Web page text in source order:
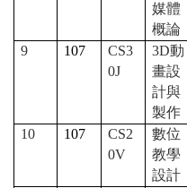
媒體
概論
9
107
CS3
0J
3D動
畫設
計與
製作
10 107
CS2
0V
數位
教學
設計